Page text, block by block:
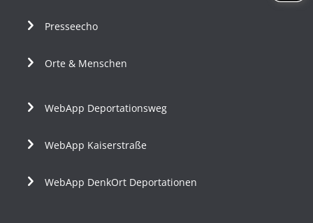
Presseecho
Orte & Menschen
WebApp Deportationsweg
WebApp Kaiserstraße
WebApp DenkOrt Deportationen